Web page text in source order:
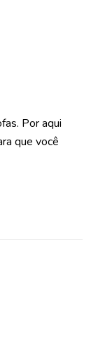
Por aqui
que você